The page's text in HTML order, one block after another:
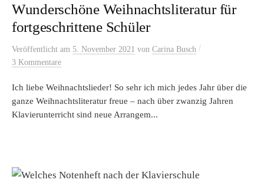
Wunderschöne Weihnachtsliteratur für
fortgeschrittene Schüler
Veröffentlicht am 5. November 2021 von Carina Busch /
3 Kommentare
Ich liebe Weihnachtslieder! So sehr ich mich jedes Jahr über die
ganze Weihnachtsliteratur freue – nach über zwanzig Jahren
Klavierunterricht sind neue Arrangem...